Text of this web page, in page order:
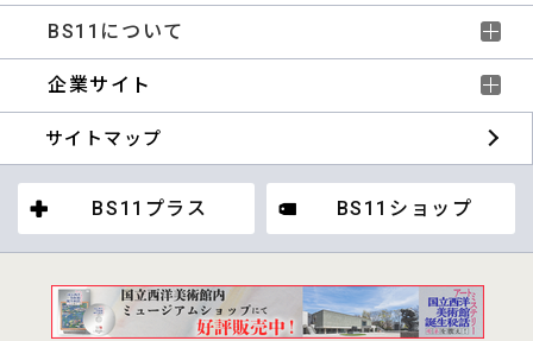
BS11について
企業サイト
サイトマップ
BS11プラス BS11ショップ